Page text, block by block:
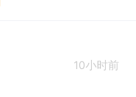
10小时前